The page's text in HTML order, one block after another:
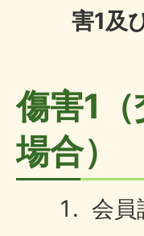
害1及
傷害1
場合）
会員